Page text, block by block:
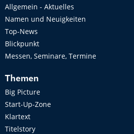
Allgemein - Aktuelles
Namen und Neuigkeiten
Top-News
Blickpunkt
Messen, Seminare, Termine
Themen
Big Picture
Start-Up-Zone
Klartext
Titelstory